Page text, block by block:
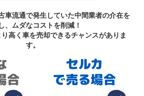
車流通で発生していた中間業者の介在を
、ムダなコストを削減！
高く車を売却できるチャンスがありま
す。